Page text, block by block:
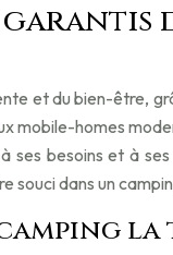
garantis
et du bien-être,
mobile-homes
besoins et à
souci dans un